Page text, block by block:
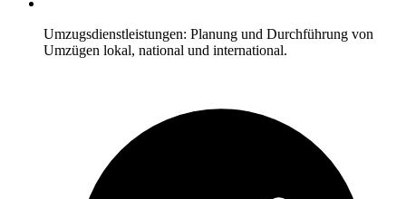
Umzugsdienstleistungen: Planung und Durchführung von
Umzügen lokal, national und international.